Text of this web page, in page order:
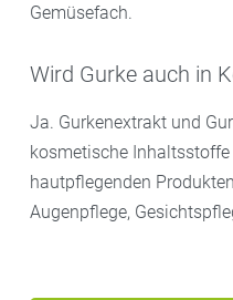
Gemüsefach.
Wird Gurke auch in
Ja. Gurkenextrakt und
kosmetische
hautpflegenden
Augenpflege,